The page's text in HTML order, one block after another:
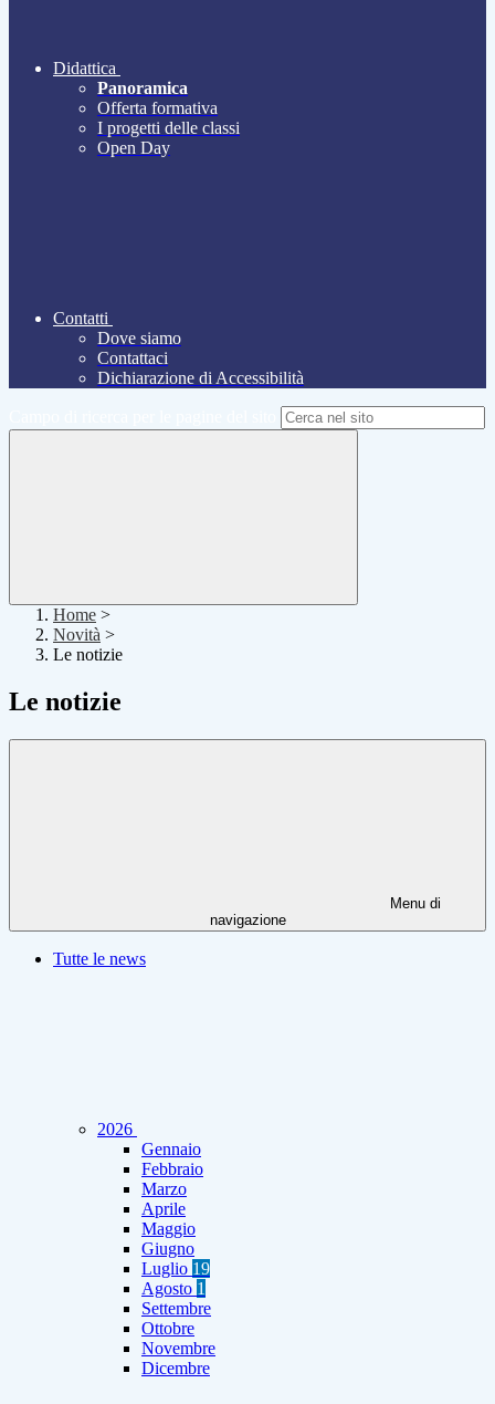
Didattica
Panoramica
Offerta formativa
I progetti delle classi
Open Day
Contatti
Dove siamo
Contattaci
Dichiarazione di Accessibilità
Home >
Novità >
Le notizie
Le notizie
Menu di
navigazione
Tutte le news
2026
Gennaio
Febbraio
Marzo
Aprile
Maggio
Giugno
Luglio 19
Agosto 1
Settembre
Ottobre
Novembre
Dicembre